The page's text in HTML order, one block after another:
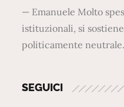
— Emanuele Molto
istituzionali, si
politicamente
SEGUICI